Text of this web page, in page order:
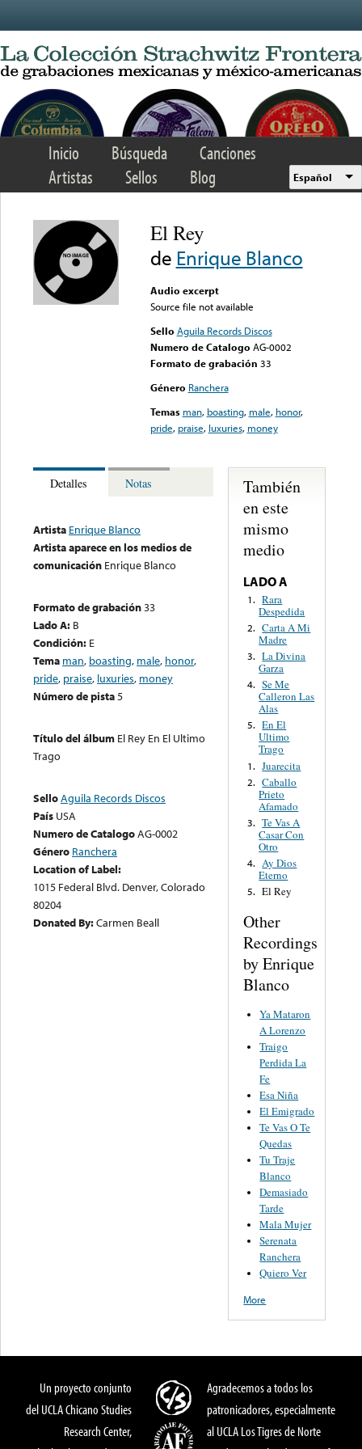
Inicio Búsqueda
Canciones
Artistas
Sellos Blog Español
El Rey
de Enrique Blanco
Audio excerpt
Source file not available
Sello Aguila Records Discos
Numero de Catalogo AG-0002
Formato de grabación 33
Género Ranchera
Temas man, boasting, male, honor,
pride, praise, luxuries, money
Detalles Notas
Artista Enrique Blanco
Artista aparece en los medios de
comunicación Enrique Blanco
Formato de grabación33
Lado A: B
Condición: E
Tema man, boasting, male, honor,
pride, praise, luxuries, money
Número de pista5
Título del álbum El Rey En El Ultimo
Trago
SelloAguila Records Discos
País USA
Numero de CatalogoAG-0002
Género Ranchera
Location of Label:
1015 Federal Blvd. Denver, Colorado
80204
Donated By:Carmen Beall
También
en este
mismo
medio
LADO A
1. Rara
Despedida
2. Carta A Mi
Madre
3. La Divina
Garza
4. Se Me
Calleron Las
Alas
5. En El
Ultimo
Trago
1. Juarecita
2. Caballo
Prieto
Afamado
3. Te Vas A
Casar Con
Otro
4. Ay Dios
Eterno
5. El Rey
Other
Recordings
by Enrique
Blanco
Ya Mataron
A Lorenzo
Traigo
Perdida La
Fe
Esa Niña
El Emigrado
Te Vas O Te
Quedas
Tu Traje
Blanco
Demasiado
Tarde
Mala Mujer
Serenata
Ranchera
Quiero Ver
More
Un proyecto conjunto
del UCLA Chicano Studies
Research Center,
Agradecemos a todos los
patronicadores, especialmente
al UCLA Los Tigres de Norte